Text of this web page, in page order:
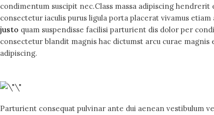
condimentum suscipit nec.Class massa adipiscing
consectetur iaculis purus ligula porta placerat vivamus
justo quam suspendisse facilisi parturient dis dolor per
consectetur blandit magnis hac dictumst arcu curae
adipiscing.
Parturient consequat pulvinar ante dui aenean vestibulum